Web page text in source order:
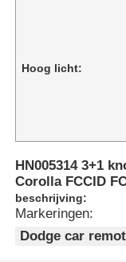
Hoog licht:
HN005314 3+1
Corolla FCCID
beschrijving:
Markeringen:
Dodge car